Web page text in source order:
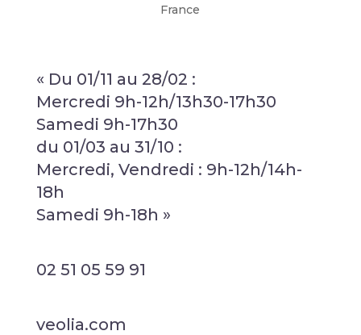
France
« Du 01/11 au 28/02 :
Mercredi 9h-12h/13h30-17h30
Samedi 9h-17h30
du 01/03 au 31/10 :
Mercredi, Vendredi : 9h-12h/14h-
18h
Samedi 9h-18h »
02 51 05 59 91
veolia.com